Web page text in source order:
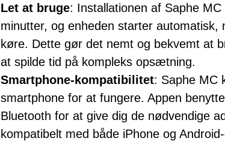
Let at bruge: Installationen af Saphe
minutter, og enheden starter automatisk,
køre. Dette gør det nemt og bekvemt at
at spilde tid på kompleks opsætning.
Smartphone-kompatibilitet: Saphe MC
smartphone for at fungere. Appen
Bluetooth for at give dig de nødvendige
kompatibelt med både iPhone og